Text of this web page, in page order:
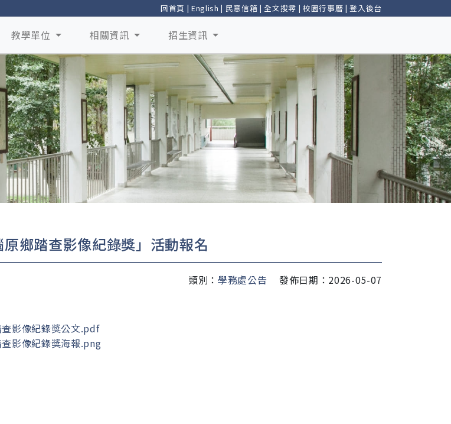
回首頁 | English | 民意信箱 |全文搜尋 | 校園行事曆 |登入後台
教學單位 相關資訊 招生資訊
原鄉踏查影像紀錄獎」活動報名
類別： 學務處公告 發佈日期：2026-05-07
影像紀錄獎公文.pdf
影像紀錄獎海報.png